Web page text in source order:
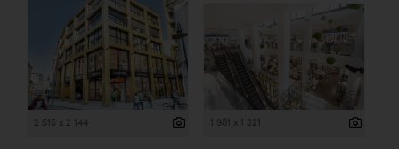
2 515 x 2 144 1 981 x 1 321